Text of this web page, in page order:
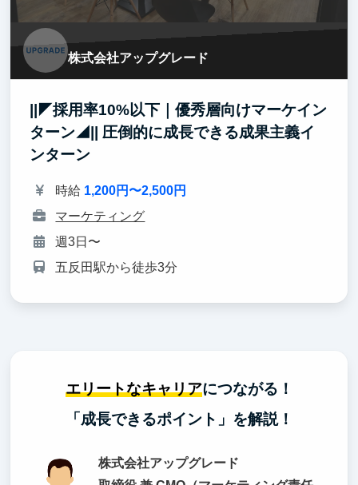
株式会社アップグレード
||◤採用率10%以下｜優秀層向けマーケイン
ターン◢|| 圧倒的に成長できる成果主義イ
ンターン
時給 1,200円〜2,500円
マーケティング
週3日〜
五反田駅から徒歩3分
エリートなキャリアにつながる！
「成長できるポイント」を解説！
株式会社アップグレード